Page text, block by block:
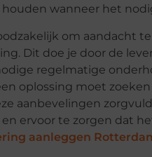
wanneer het
om aandacht
Dit doe je door de
regelmatige
oplossing moet
aanbevelingen
ervoor te zorgen dat
aanleggen